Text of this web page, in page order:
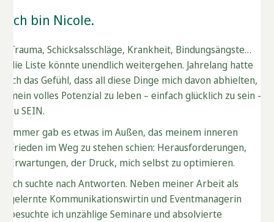
Ich bin Nicole.
Trauma, Schicksalsschläge, Krankheit, Bindungsängste…
die Liste könnte unendlich weitergehen. Jahrelang hatte
ich das Gefühl, dass all diese Dinge mich davon abhielten,
mein volles Potenzial zu leben – einfach glücklich zu sein –
zu SEIN.
Immer gab es etwas im Außen, das meinem inneren
Frieden im Weg zu stehen schien: Herausforderungen,
Erwartungen, der Druck, mich selbst zu optimieren.
Ich suchte nach Antworten. Neben meiner Arbeit als
gelernte Kommunikationswirtin und Eventmanagerin
besuchte ich unzählige Seminare und absolvierte